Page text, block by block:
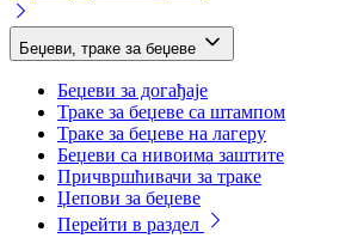
Беџеви, траке за беџеве
Беџеви за догађаје
Траке за беџеве са штампом
Траке за беџеве на лагеру
Беџеви са нивоима заштите
Причвршћивачи за траке
Џепови за беџеве
Перейти в раздел